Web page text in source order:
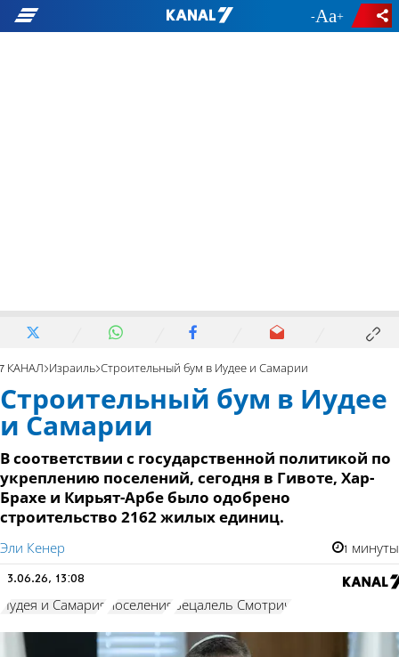
- +
7 КАНАЛ Израиль Строительный бум в Иудее и Самарии
Строительный бум в Иудее
и Самарии
В соответствии с государственной политикой по
укреплению поселений, сегодня в Гивоте, Хар-
Брахе и Кирьят-Арбе было одобрено
строительство 2162 жилых единиц.
Эли Кенер 1 минуты
3.06.26, 13:08
Иудея и Самария поселения Бецалель Смотрич